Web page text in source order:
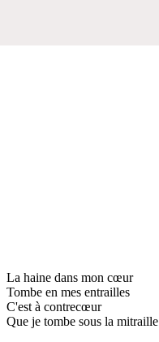
La haine dans mon cœur
Tombe en mes entrailles
C'est à contrecœur
Que je tombe sous la mitraille